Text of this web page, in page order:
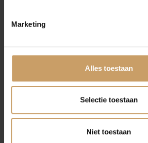
Marketing
Alles toestaan
Selectie toestaan
Niet toestaan
Basis
PAKKET
Minimaal 6 maanden APK
Minimaal 6 maanden
Minimaal 1/4 brandstof
Professionele in en exterieur
Afleverpakketten